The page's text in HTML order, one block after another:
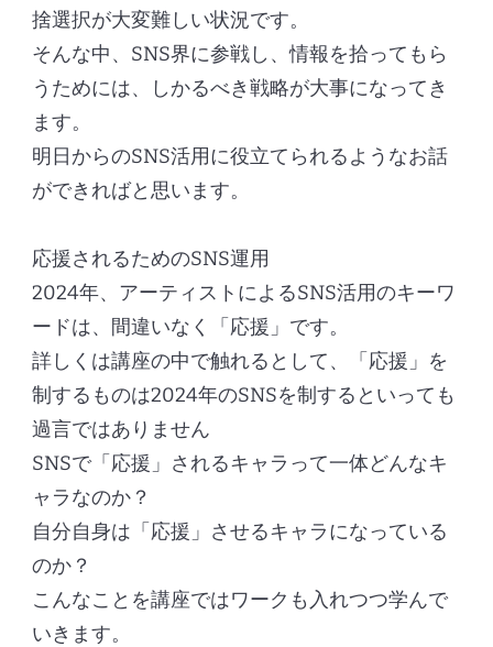
捨選択が大変難しい状況です。
そんな中、SNS界に参戦し、情報を拾ってもら
うためには、しかるべき戦略が大事になってき
ます。
明日からのSNS活用に役立てられるようなお話
ができればと思います。
応援されるためのSNS運用
2024年、アーティストによるSNS活用のキーワ
ードは、間違いなく「応援」です。
詳しくは講座の中で触れるとして、「応援」を
制するものは2024年のSNSを制するといっても
過言ではありません
SNSで「応援」されるキャラって一体どんなキ
ャラなのか？
自分自身は「応援」させるキャラになっている
のか？
こんなことを講座ではワークも入れつつ学んで
いきます。